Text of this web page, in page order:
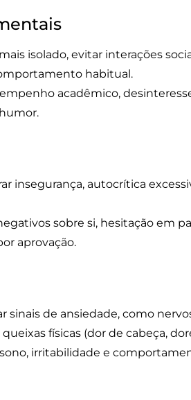
isolado, evitar interações
habitual.
acadêmico,
insegurança, autocrítica
sobre si, hesitação em
aprovação.
sinais de ansiedade, como
físicas (dor de cabeça,
irritabilidade e